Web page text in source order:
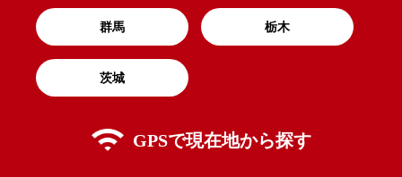
群馬 栃木
茨城
GPSで現在地から探す